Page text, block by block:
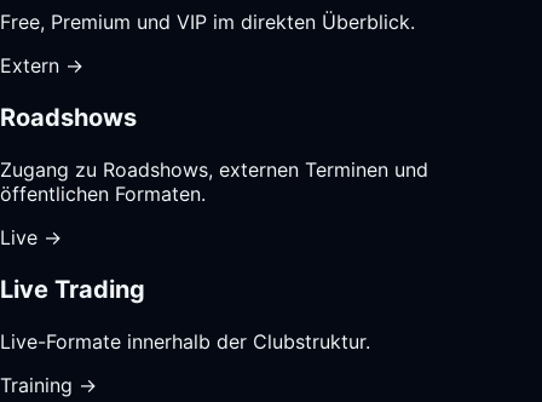
Free, Premium und VIP im direkten Überblick.
Extern →
Roadshows
Zugang zu Roadshows, externen Terminen und
öffentlichen Formaten.
Live →
Live Trading
Live-Formate innerhalb der Clubstruktur.
Training →